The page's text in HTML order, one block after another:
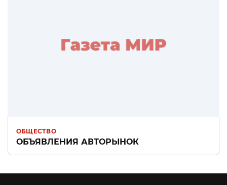
ОБЩЕСТВО
ОБЪЯВЛЕНИЯ АВТОРЫНОК